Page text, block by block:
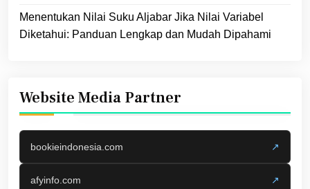
Menentukan Nilai Suku Aljabar Jika Nilai Variabel
Diketahui: Panduan Lengkap dan Mudah Dipahami
Website Media Partner
bookieindonesia.com ↗
afyinfo.com ↗